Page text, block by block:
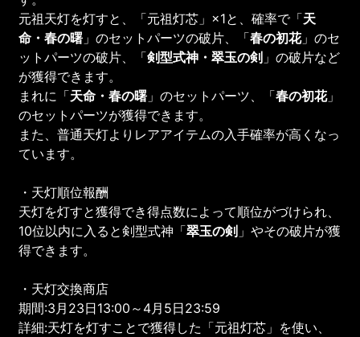
元祖天灯を灯すと、「元祖灯芯」×1と、確率で「天
命・春の曙 」のセットパーツの破片、「春の初花」のセ
ットパーツの破片、「剣型式神・翠玉の剣 」の破片など
が獲得できます。
まれに「天命・春の曙 」のセットパーツ、「春の初花」
のセットパーツが獲得できます。
また、普通天灯よりレアアイテムの入手確率が高くなっ
ています。
・天灯順位報酬
天灯を灯すと獲得でき得点数によって順位がづけられ、
10位以内に入ると剣型式神「翠玉の剣 」やその破片が獲
得できます。
・天灯交換商店
期間:3月23日13:00～4月5日23:59
詳細:天灯を灯すことで獲得した「元祖灯芯」を使い、